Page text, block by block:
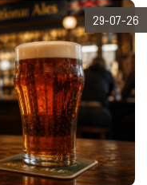
29-07-26